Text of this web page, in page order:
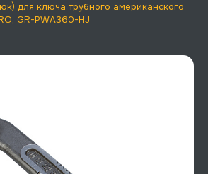
для ключа трубного американского
GR-PWA360-HJ